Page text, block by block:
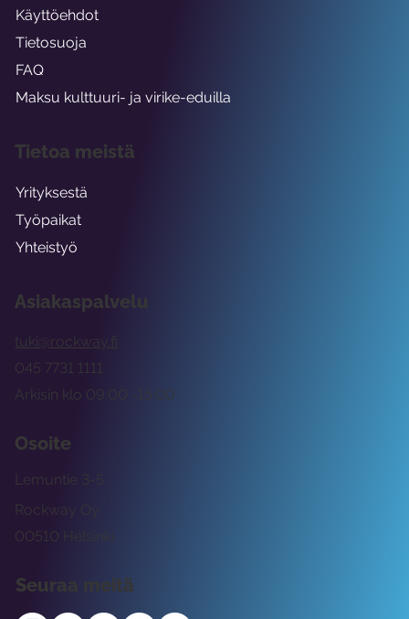
Asiakaspalvelu
tuki@rockway.fi
Arkisin klo 09:00 -15:00
045 7731 1111
Osoite
Rockway Oy
Lemuntie 3-5
00510 Helsinki
Seuraa meitä
Käyttöehdot
Tietosuoja
FAQ
Maksu kulttuuri- ja virike-eduilla
Tietoa meistä
Yrityksestä
Työpaikat
Yhteistyö